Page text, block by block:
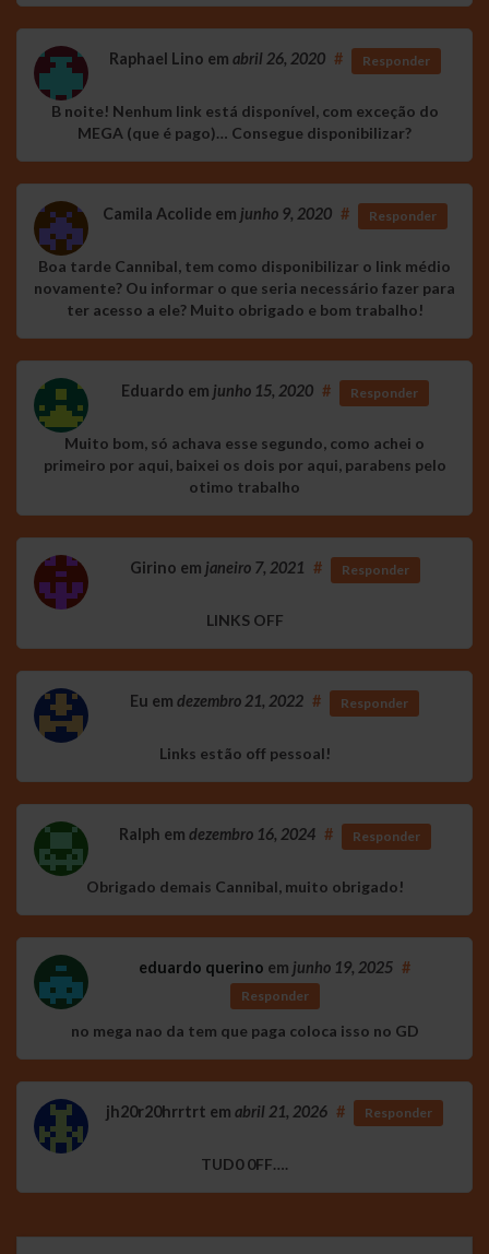
Raphael Lino em abril 26, 2020 # Responder
B noite! Nenhum link está disponível, com exceção do
MEGA (que é pago)… Consegue disponibilizar?
Camila Acolide em junho 9, 2020 # Responder
Boa tarde Cannibal, tem como disponibilizar o link médio
novamente? Ou informar o que seria necessário fazer para
ter acesso a ele? Muito obrigado e bom trabalho!
Eduardo em junho 15, 2020 # Responder
Muito bom, só achava esse segundo, como achei o
primeiro por aqui, baixei os dois por aqui, parabens pelo
otimo trabalho
Girino em janeiro 7, 2021 # Responder
LINKS OFF
Eu em dezembro 21, 2022 # Responder
Links estão off pessoal!
Ralph em dezembro 16, 2024 # Responder
Obrigado demais Cannibal, muito obrigado!
eduardo querino em junho 19, 2025 #
Responder
no mega nao da tem que paga coloca isso no GD
jh20r20hrrtrt em abril 21, 2026 # Responder
TUD0 0FF….